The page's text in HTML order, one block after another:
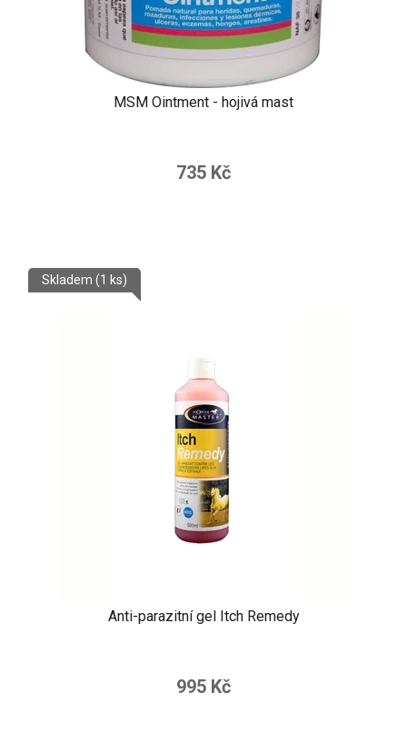
MSM Ointment - hojivá mast
735 Kč
Anti-parazitní gel Itch Remedy
Skladem (1 ks)
995 Kč